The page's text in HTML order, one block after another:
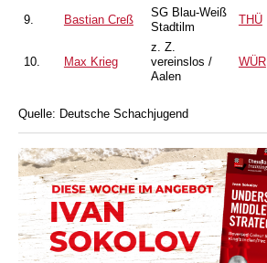
9. Bastian Creß
SG Blau-Weiß
Stadtilm
THÜ
10. Max Krieg
z. Z.
vereinslos /
Aalen
WÜR
Quelle: Deutsche Schachjugend